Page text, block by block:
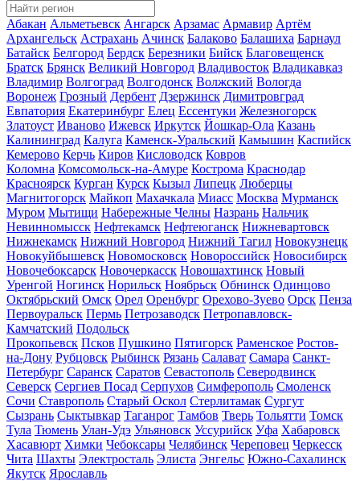
Абакан Альметьевск Ангарск Арзамас Армавир Артём
Архангельск Астрахань Ачинск Балаково Балашиха Барнаул
Батайск Белгород Бердск Березники Бийск Благовещенск
Братск Брянск Великий Новгород Владивосток Владикавказ
Владимир Волгоград Волгодонск Волжский Вологда
Воронеж Грозный Дербент Дзержинск Димитровград
Евпатория Екатеринбург Елец Ессентуки Железногорск
Златоуст Иваново Ижевск Иркутск Йошкар-Ола Казань
Калининград Калуга Каменск-Уральский Камышин Каспийск
Кемерово Керчь Киров Кисловодск Ковров
Коломна Комсомольск-на-Амуре Кострома Краснодар
Красноярск Курган Курск Кызыл Липецк Люберцы
Магнитогорск Майкоп Махачкала Миасс Москва Мурманск
Муром Мытищи Набережные Челны Назрань Нальчик
Невинномысск Нефтекамск Нефтеюганск Нижневартовск
Нижнекамск Нижний Новгород Нижний Тагил Новокузнецк
Новокуйбышевск Новомосковск Новороссийск Новосибирск
Новочебоксарск Новочеркасск Новошахтинск Новый
Уренгой Ногинск Норильск Ноябрьск Обнинск Одинцово
Октябрьский Омск Орел Оренбург Орехово-Зуево Орск Пенза
Первоуральск Пермь Петрозаводск Петропавловск-
Камчатский Подольск
Прокопьевск Псков Пушкино Пятигорск Раменское Ростов-
на-Дону Рубцовск Рыбинск Рязань Салават Самара Санкт-
Петербург Саранск Саратов Севастополь Северодвинск
Северск Сергиев Посад Серпухов Симферополь Смоленск
Сочи Ставрополь Старый Оскол Стерлитамак Сургут
Сызрань Сыктывкар Таганрог Тамбов Тверь Тольятти Томск
Тула Тюмень Улан-Удэ Ульяновск Уссурийск Уфа Хабаровск
Хасавюрт Химки Чебоксары Челябинск Череповец Черкесск
Чита Шахты Электросталь Элиста Энгельс Южно-Сахалинск
Якутск Ярославль